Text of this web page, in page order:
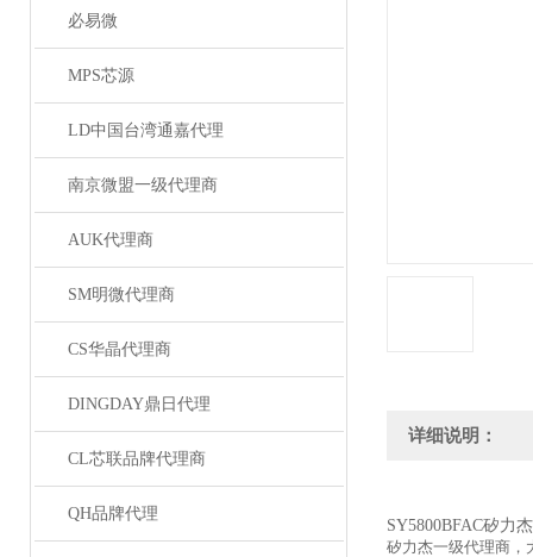
必易微
MPS芯源
LD中国台湾通嘉代理
南京微盟一级代理商
AUK代理商
SM明微代理商
CS华晶代理商
DINGDAY鼎日代理
CL芯联品牌代理商
QH品牌代理
详细说明：
SY5800BFAC矽力
矽力杰一级代理商，